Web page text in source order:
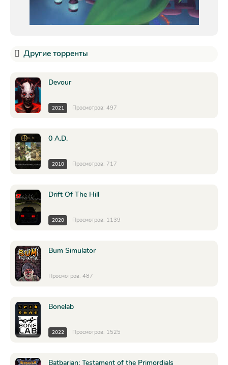
Другие торренты
Devour
2021 Просмотров: 497
0 A.D.
2010 Просмотров: 717
Drift Of The Hill
2020 Просмотров: 1139
Bum Simulator
Просмотров: 487
Bonelab
2022 Просмотров: 1525
Batbarian: Testament of the Primordials